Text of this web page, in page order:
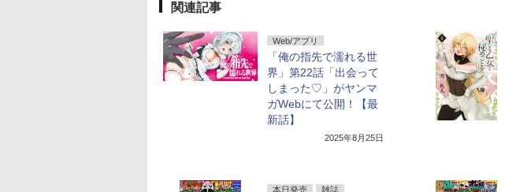
関連記事
Web/アプリ
「俺の指先で濡れる世
界」第22話「出会って
しまった♡」がヤンマ
ガWebにて公開！【最
新話】
2025年8月25日
本日発売 雑誌